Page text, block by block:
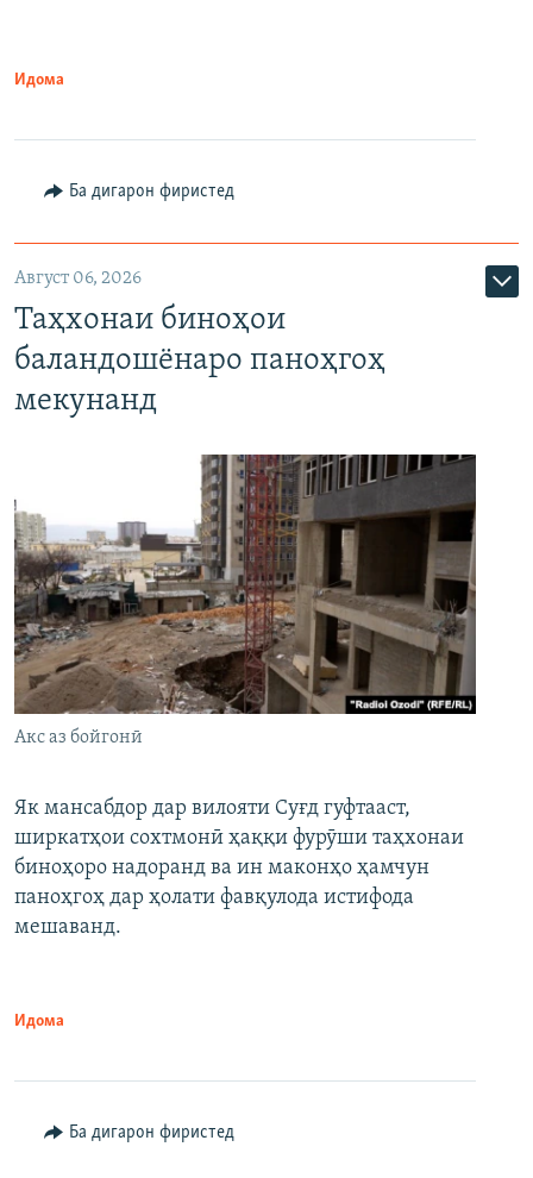
Идома
Ба дигарон фиристед
Август 06, 2026
Таҳхонаи биноҳои
баландошёнаро паноҳгоҳ
мекунанд
Акс аз бойгонӣ
Як мансабдор дар вилояти Суғд гуфтааст,
ширкатҳои сохтмонӣ ҳаққи фурӯши таҳхонаи
биноҳоро надоранд ва ин маконҳо ҳамчун
паноҳгоҳ дар ҳолати фавқулода истифода
мешаванд.
Идома
Ба дигарон фиристед